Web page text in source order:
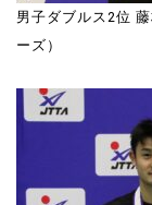
男子ダブルス2位
ーズ）